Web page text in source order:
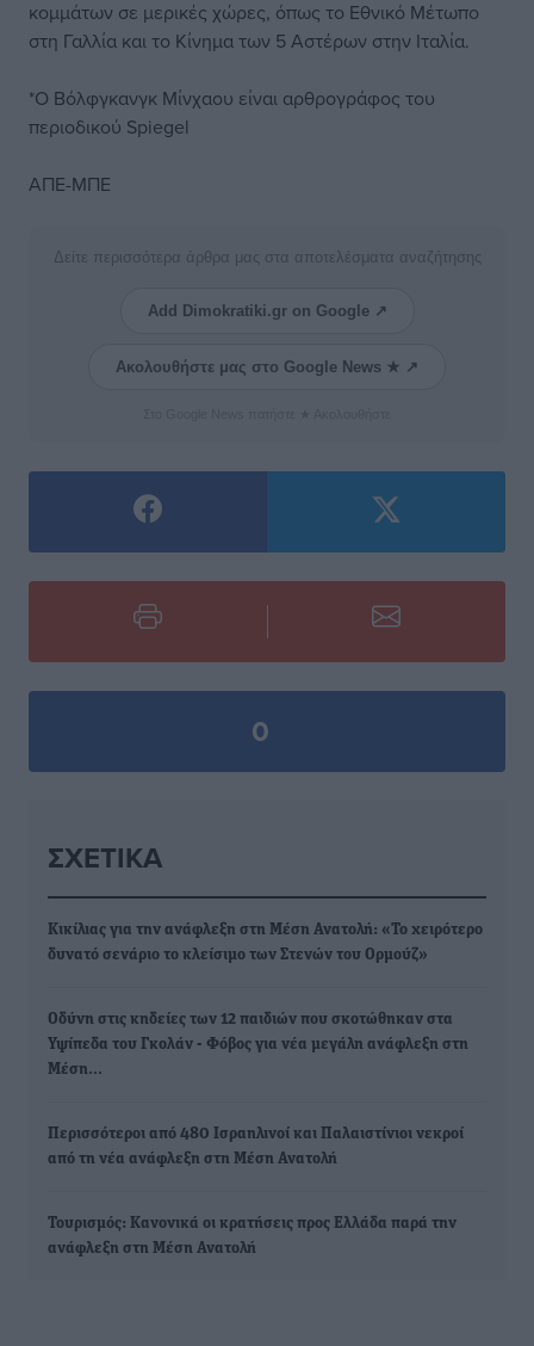
κομμάτων σε μερικές χώρες, όπως το Εθνικό Μέτωπο
στη Γαλλία και το Κίνημα των 5 Αστέρων στην Ιταλία.
*Ο Βόλφγκανγκ Μίνχαου είναι αρθρογράφος του
περιοδικού Spiegel
ΑΠΕ-ΜΠΕ
Δείτε περισσότερα άρθρα μας στα αποτελέσματα αναζήτησης
Add Dimokratiki.gr on Google ↗
Ακολουθήστε μας στο Google News ★ ↗
0
ΣΧΕΤΙΚΆ
Κικίλιας για την ανάφλεξη στη Μέση Ανατολή: «Το χειρότερο
δυνατό σενάριο το κλείσιμο των Στενών του Ορμούζ»
Οδύνη στις κηδείες των 12 παιδιών που σκοτώθηκαν στα
Υψίπεδα του Γκολάν - Φόβος για νέα μεγάλη ανάφλεξη στη
Μέση…
Περισσότεροι από 480 Ισραηλινοί και Παλαιστίνιοι νεκροί
από τη νέα ανάφλεξη στη Μέση Ανατολή
Τουρισμός: Κανονικά οι κρατήσεις προς Ελλάδα παρά την
ανάφλεξη στη Μέση Ανατολή